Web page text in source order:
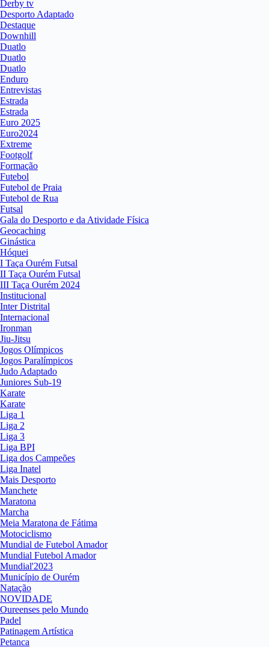
Derby tv
Desporto Adaptado
Destaque
Downhill
Duatlo
Duatlo
Duatlo
Enduro
Entrevistas
Estrada
Estrada
Euro 2025
Euro2024
Extreme
Footgolf
Formação
Futebol
Futebol de Praia
Futebol de Rua
Futsal
Gala do Desporto e da Atividade Física
Geocaching
Ginástica
Hóquei
I Taça Ourém Futsal
II Taça Ourém Futsal
III Taça Ourém 2024
Institucional
Inter Distrital
Internacional
Ironman
Jiu-Jitsu
Jogos Olímpicos
Jogos Paralímpicos
Judo Adaptado
Juniores Sub-19
Karate
Karate
Liga 1
Liga 2
Liga 3
Liga BPI
Liga dos Campeões
Liga Inatel
Mais Desporto
Manchete
Maratona
Marcha
Meia Maratona de Fátima
Motociclismo
Mundial de Futebol Amador
Mundial Futebol Amador
Mundial'2023
Município de Ourém
Natação
NOVIDADE
Oureenses pelo Mundo
Padel
Patinagem Artística
Petanca